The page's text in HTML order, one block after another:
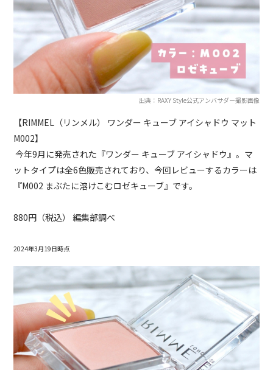
出典：RAXY Style公式アンバサダー撮影画像
【RIMMEL（リンメル） ワンダー キューブ アイシャドウ マット
M002】
今年9月に発売された『ワンダー キューブ アイシャドウ』。マ
ットタイプは全6色販売されており、今回レビューするカラーは
『M002 まぶたに溶けこむロゼキューブ』です。
880円（税込） 編集部調べ
2024年3月19日時点